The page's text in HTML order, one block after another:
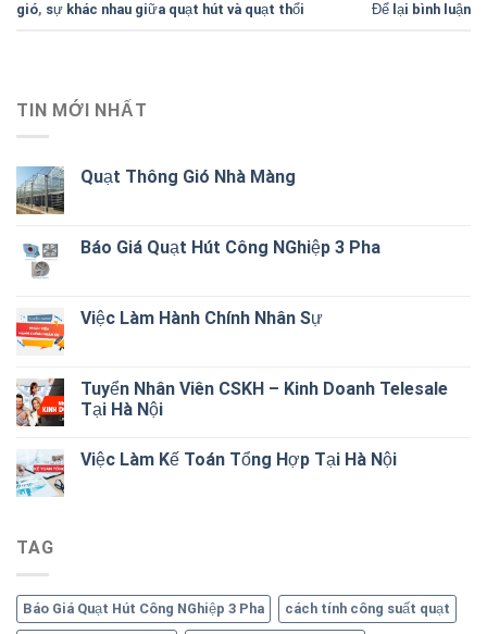
gió, sự khác nhau giữa quạt hút và quạt thổi Để lại bình luận
TIN MỚI NHẤT
Quạt Thông Gió Nhà Màng
Báo Giá Quạt Hút Công NGhiệp 3 Pha
Việc Làm Hành Chính Nhân Sự
Tuyển Nhân Viên CSKH – Kinh Doanh Telesale
Tại Hà Nội
Việc Làm Kế Toán Tổng Hợp Tại Hà Nội
TAG
Báo Giá Quạt Hút Công NGhiệp 3 Pha cách tính công suất quạt